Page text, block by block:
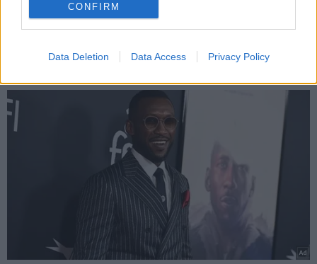
CONFIRM
Data Deletion Data Access Privacy Policy